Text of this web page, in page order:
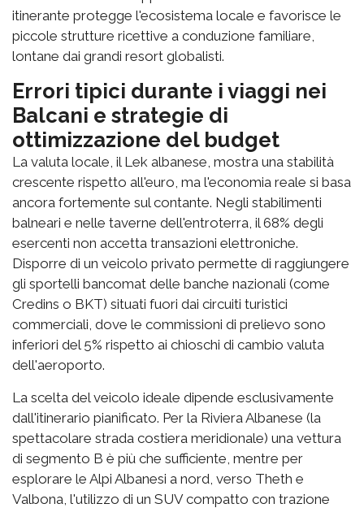
itinerante protegge l'ecosistema locale e favorisce le
piccole strutture ricettive a conduzione familiare,
lontane dai grandi resort globalisti.
Errori tipici durante i viaggi nei
Balcani e strategie di
ottimizzazione del budget
La valuta locale, il Lek albanese, mostra una stabilità
crescente rispetto all'euro, ma l'economia reale si basa
ancora fortemente sul contante. Negli stabilimenti
balneari e nelle taverne dell'entroterra, il 68% degli
esercenti non accetta transazioni elettroniche.
Disporre di un veicolo privato permette di raggiungere
gli sportelli bancomat delle banche nazionali (come
Credins o BKT) situati fuori dai circuiti turistici
commerciali, dove le commissioni di prelievo sono
inferiori del 5% rispetto ai chioschi di cambio valuta
dell'aeroporto.
La scelta del veicolo ideale dipende esclusivamente
dall'itinerario pianificato. Per la Riviera Albanese (la
spettacolare strada costiera meridionale) una vettura
di segmento B è più che sufficiente, mentre per
esplorare le Alpi Albanesi a nord, verso Theth e
Valbona, l'utilizzo di un SUV compatto con trazione